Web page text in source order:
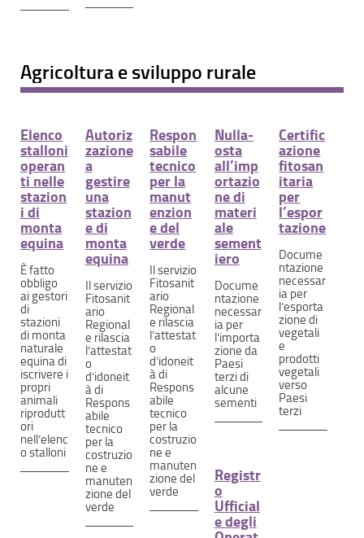
Agricoltura e sviluppo rurale
Elenco
stalloni
operan
ti nelle
stazion
i di
monta
equina
È fatto
obbligo
ai gestori
di
stazioni
di monta
naturale
equina di
iscrivere i
propri
animali
riprodutt
ori
nell’elenc
o stalloni
Autoriz
zazione
a
gestire
una
stazion
e di
monta
equina
Il servizio
Fitosanit
ario
Regional
e rilascia
l’attestat
o
d’idoneit
à di
Respons
abile
tecnico
per la
costruzio
ne e
manuten
zione del
verde
Respon
sabile
tecnico
per la
manut
enzion
e del
verde
Il servizio
Fitosanit
ario
Regional
e rilascia
l’attestat
o
d’idoneit
à di
Respons
abile
tecnico
per la
costruzio
ne e
manuten
zione del
verde
Nulla-
osta
all’imp
ortazio
ne di
materi
ale
sement
iero
Docume
ntazione
necessar
ia per
l’importa
zione da
Paesi
terzi di
alcune
sementi
Certific
azione
fitosan
itaria
per
l’espor
tazione
Docume
ntazione
necessar
ia per
l’esporta
zione di
vegetali
e
prodotti
vegetali
verso
Paesi
terzi
Registr
o
Ufficial
e degli